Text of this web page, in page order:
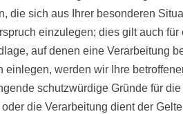
die sich aus Ihrer besonderen
einzulegen; dies gilt auch
auf denen eine Verarbeitung
einlegen, werden wir Ihre
schutzwürdige Gründe für
die Verarbeitung dient der